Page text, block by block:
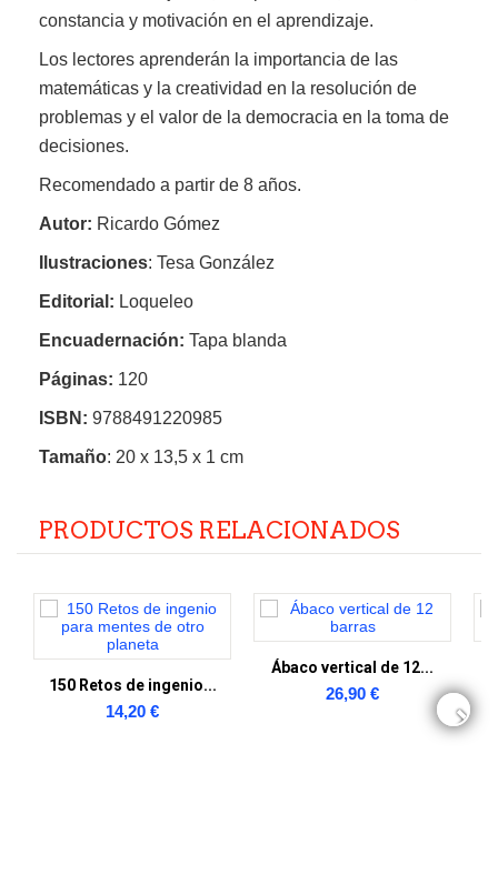
constancia y motivación en el aprendizaje.
Los lectores aprenderán la importancia de las
matemáticas y la creatividad en la resolución de
problemas y el valor de la democracia en la toma de
decisiones.
Recomendado a partir de 8 años.
Autor: Ricardo Gómez
Ilustraciones: Tesa González
Editorial: Loqueleo
Encuadernación: Tapa blanda
Páginas: 120
ISBN: 9788491220985
Tamaño: 20 x 13,5 x 1 cm
PRODUCTOS RELACIONADOS
150 Retos de ingenio...
14,20 €
Ábaco vertical de 12...
26,90 €